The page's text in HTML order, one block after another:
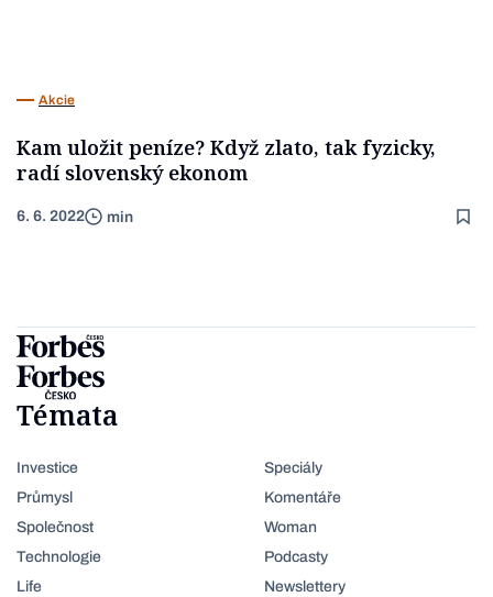
Akcie
Kam uložit peníze? Když zlato, tak fyzicky,
radí slovenský ekonom
6. 6. 2022 min
Témata
Investice
Průmysl
Společnost
Technologie
Life
Speciály
Komentáře
Woman
Podcasty
Newslettery